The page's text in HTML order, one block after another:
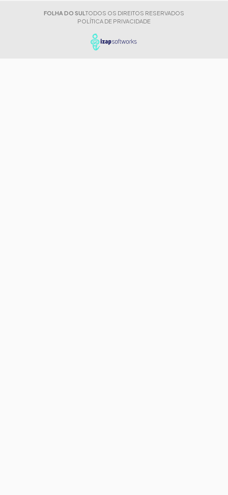
FOLHA DO SUL TODOS OS DIREITOS RESERVADOS
POLÍTICA DE PRIVACIDADE